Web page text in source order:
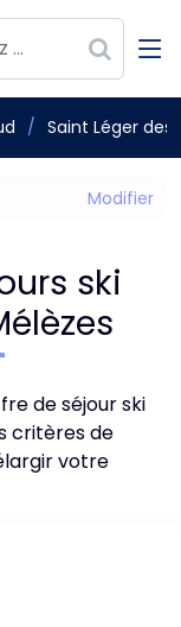
Saint Léger des
ski
de séjour ski
critères de
votre